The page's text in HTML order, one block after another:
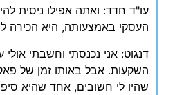
עו"ד חדד: ואתה אפילו ניסית
העסקי באמצעותה, היא הכירה
דנגוט: אני נכנסתי וחשבתי
השקעות. אבל באותו זמן של
שהיו לי חשובים, אחד שהיא